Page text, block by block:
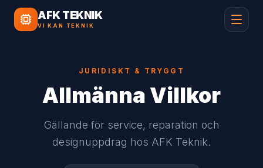
AFK TEKNIK
VI KAN TEKNIK
JURIDISKT & TRYGGT
Allmänna Villkor
Gällande för service, reparation och
designuppdrag hos AFK Teknik.